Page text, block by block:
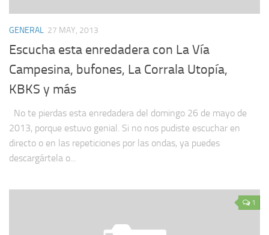
GENERAL 27 MAY, 2013
Escucha esta enredadera con La Vía
Campesina, bufones, La Corrala Utopía,
KBKS y más
No te pierdas esta enredadera del domingo 26 de mayo de
2013, porque estuvo genial. Si no nos pudiste escuchar en
directo o en las repeticiones por las ondas, ya puedes
descargártela o...
1